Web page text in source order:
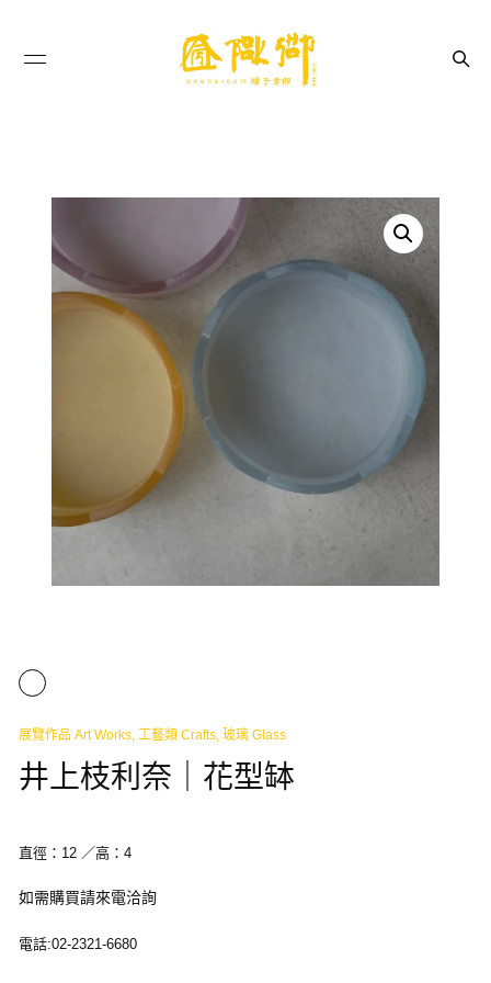
展覽作品 Art Works, 工藝類 Crafts, 玻璃 Glass
井上枝利奈｜花型缽
直徑：12 ／高：4
如需購買請來電洽詢
電話:02-2321-6680